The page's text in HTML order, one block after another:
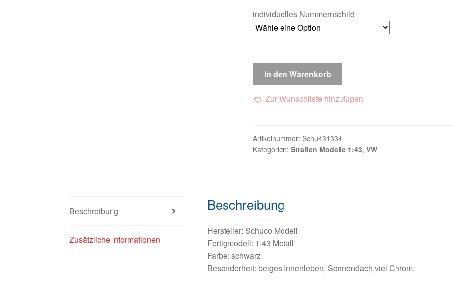
individuelles Nummernschild
In den Warenkorb
Zur Wunschliste hinzufügen
Artikelnummer: Schu431334
Kategorien:Straßen Modelle 1:43,VW
Beschreibung
Zusätzliche Informationen
Beschreibung
Hersteller: Schuco Modell
Fertigmodell: 1:43 Metall
Farbe: schwarz
Besonderheit: beiges Innenleben, Sonnendach,viel Chrom.